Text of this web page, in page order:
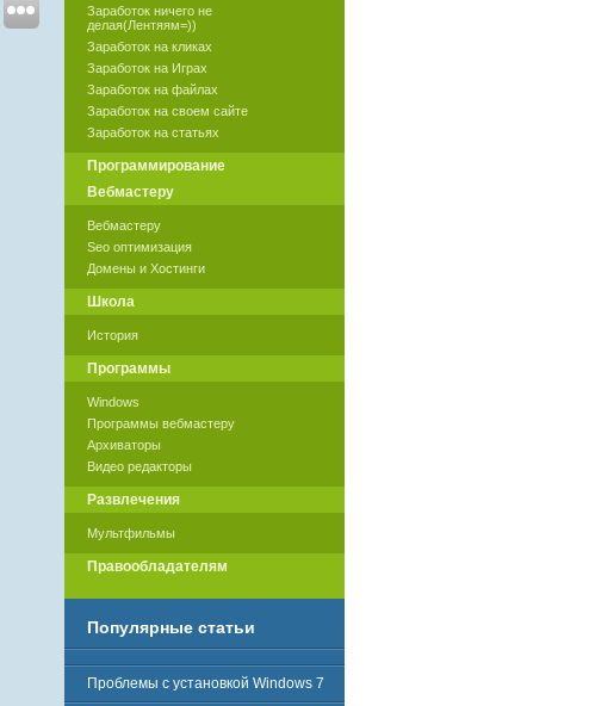
Заработок ничего не
делая(Лентяям=))
Заработок на кликах
Заработок на Играх
Заработок на файлах
Заработок на своем сайте
Заработок на статьях
Программирование
Вебмастеру
Вебмастеру
Seo оптимизация
Домены и Хостинги
Школа
История
Программы
Windows
Программы вебмастеру
Архиваторы
Видео редакторы
Развлечения
Мультфильмы
Правообладателям
Популярные статьи
Проблемы с установкой Windows 7